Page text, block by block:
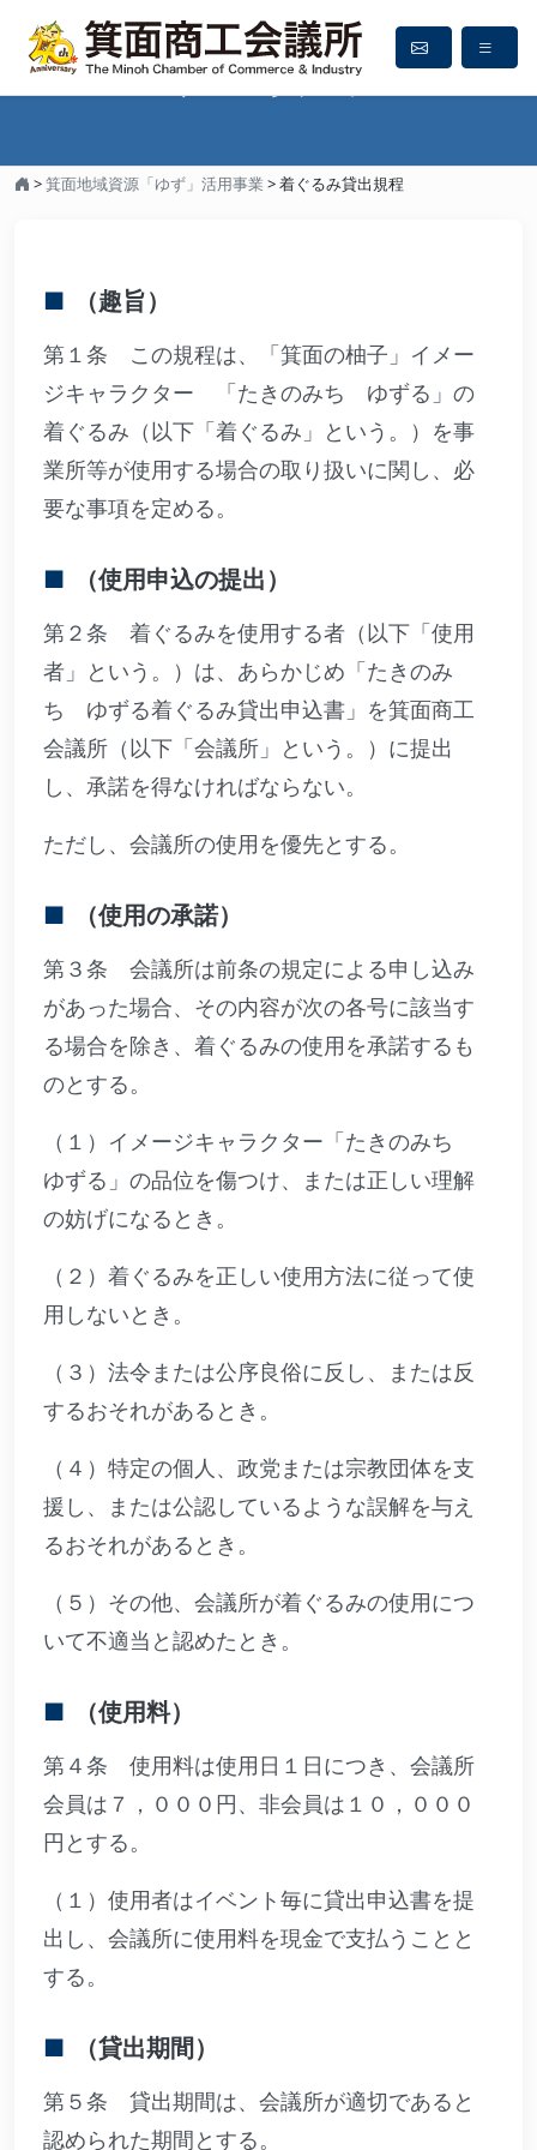
着ぐるみ貸出規程
>箕面地域資源「ゆず」活用事業 >着ぐるみ貸出規程
（趣旨）
第１条 この規程は、「箕面の柚子」イメー
ジキャラクター 「たきのみち ゆずる」の
着ぐるみ（以下「着ぐるみ」という。）を事
業所等が使用する場合の取り扱いに関し、必
要な事項を定める。
（使用申込の提出）
第２条 着ぐるみを使用する者（以下「使用
者」という。）は、あらかじめ「たきのみ
ち ゆずる着ぐるみ貸出申込書」を箕面商工
会議所（以下「会議所」という。）に提出
し、承諾を得なければならない。
ただし、会議所の使用を優先とする。
（使用の承諾）
第３条 会議所は前条の規定による申し込み
があった場合、その内容が次の各号に該当す
る場合を除き、着ぐるみの使用を承諾するも
のとする。
（１）イメージキャラクター「たきのみち
ゆずる」の品位を傷つけ、または正しい理解
の妨げになるとき。
（２）着ぐるみを正しい使用方法に従って使
用しないとき。
（３）法令または公序良俗に反し、または反
するおそれがあるとき。
（４）特定の個人、政党または宗教団体を支
援し、または公認しているような誤解を与え
るおそれがあるとき。
（５）その他、会議所が着ぐるみの使用につ
いて不適当と認めたとき。
（使用料）
第４条 使用料は使用日１日につき、会議所
会員は７，０００円、非会員は１０，０００
円とする。
（１）使用者はイベント毎に貸出申込書を提
出し、会議所に使用料を現金で支払うことと
する。
（貸出期間）
第５条 貸出期間は、会議所が適切であると
認められた期間とする。